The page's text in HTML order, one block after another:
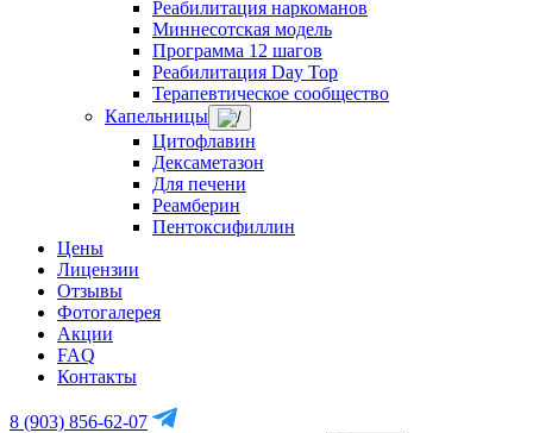
Реабилитация наркоманов
Миннесотская модель
Программа 12 шагов
Реабилитация Day Top
Терапевтическое сообщество
Капельницы
Цитофлавин
Дексаметазон
Для печени
Реамберин
Пентоксифиллин
Цены
Лицензии
Отзывы
Фотогалерея
Акции
FAQ
Контакты
8 (903) 856-62-07